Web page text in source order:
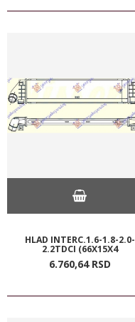
HLAD INTERC.1.6-1.8-2.0-
2.2TDCI (66X15X4
6.760,64 RSD